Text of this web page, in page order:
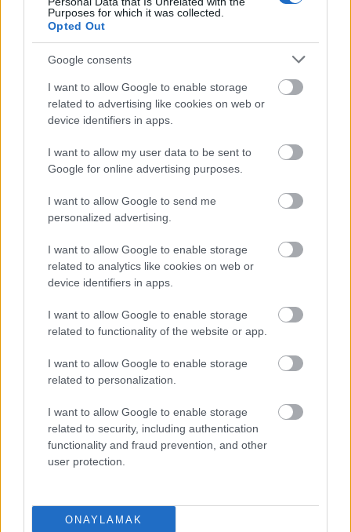
Purposes for which it was collected.
Opted Out
Google consents
I want to allow Google to enable storage
related to advertising like cookies on web or
device identifiers in apps.
I want to allow my user data to be sent to
Google for online advertising purposes.
I want to allow Google to send me
personalized advertising.
I want to allow Google to enable storage
related to analytics like cookies on web or
device identifiers in apps.
I want to allow Google to enable storage
related to functionality of the website or app.
I want to allow Google to enable storage
related to personalization.
I want to allow Google to enable storage
related to security, including authentication
functionality and fraud prevention, and other
user protection.
ONAYLAMAK
2. Haftanın Sürpriz Adayları! İleri çıkıp gol arayan ve Comunio’da
aranan futbolcu!
08/19/2021 YazarNiyazi Mete Gürgan
Geçtiğimiz hafta oldukça başarılı bulduğum Norveçli defans oyuncusu
ileri çıkıp gol arayan bir yapıya sahip.